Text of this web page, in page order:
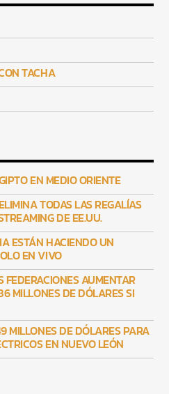
TACHA
EN MEDIO ORIENTE
TODAS LAS REGALÍAS
DE EE.UU.
ESTÁN HACIENDO UN
EN VIVO
AUMENTAR
MILLONES DE DÓLARES SI
MILLONES DE DÓLARES PARA
EN NUEVO LEÓN